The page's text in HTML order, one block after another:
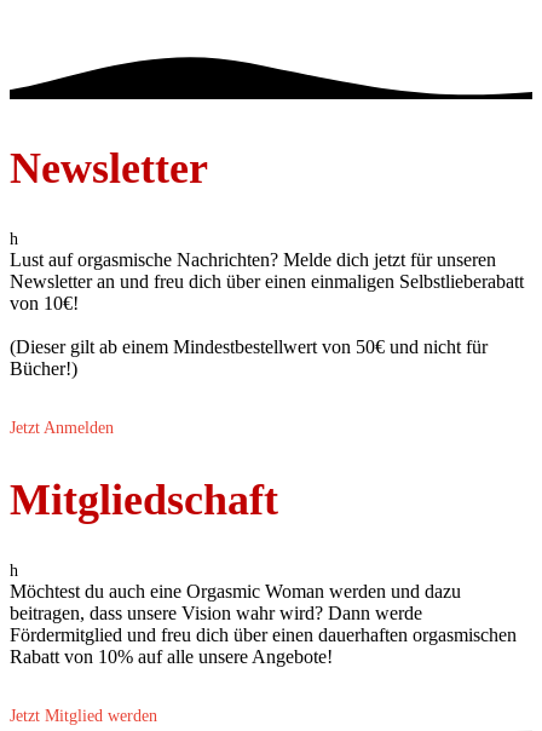
Newsletter
h
Lust auf orgasmische Nachrichten? Melde dich jetzt für unseren
Newsletter an und freu dich über einen einmaligen Selbstlieberabatt
von 10€!
(Dieser gilt ab einem Mindestbestellwert von 50€ und nicht für
Bücher!)
Jetzt Anmelden
Mitgliedschaft
h
Möchtest du auch eine Orgasmic Woman werden und dazu
beitragen, dass unsere Vision wahr wird? Dann werde
Fördermitglied und freu dich über einen dauerhaften orgasmischen
Rabatt von 10% auf alle unsere Angebote!
Jetzt Mitglied werden